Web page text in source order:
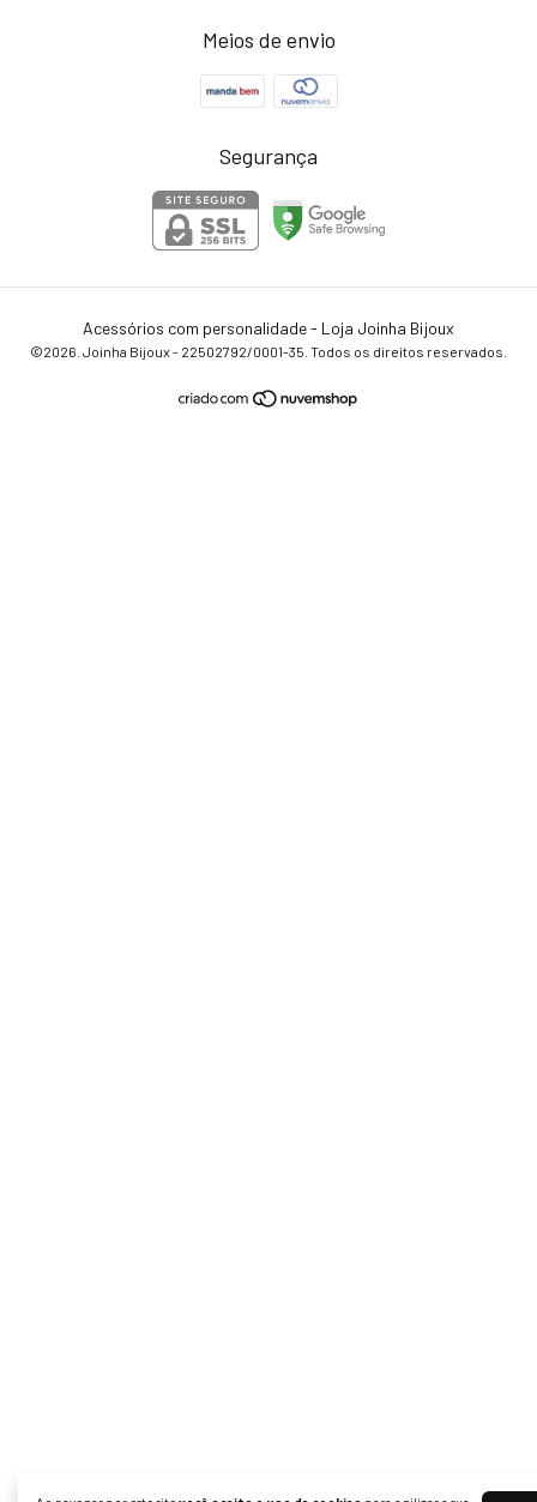
Meios de envio
Segurança
Acessórios com personalidade - Loja Joinha Bijoux
©2026. Joinha Bijoux - 22502792/0001-35. Todos os direitos reservados.